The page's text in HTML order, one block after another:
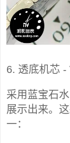
6. 透底机芯
采用蓝宝石
展示出来。
一：